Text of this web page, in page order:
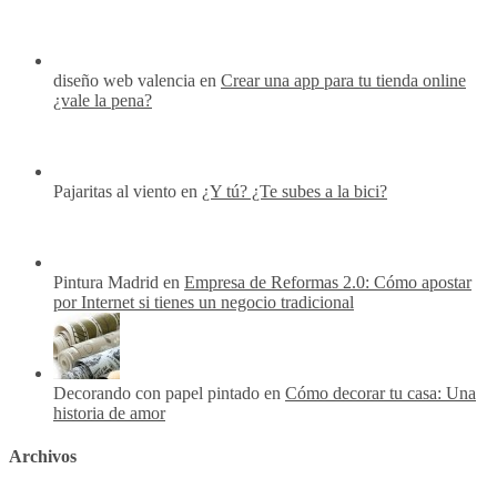
diseño web valencia en Crear una app para tu tienda online
¿vale la pena?
Pajaritas al viento en ¿Y tú? ¿Te subes a la bici?
Pintura Madrid en Empresa de Reformas 2.0: Cómo apostar
por Internet si tienes un negocio tradicional
Decorando con papel pintado en Cómo decorar tu casa: Una
historia de amor
Archivos